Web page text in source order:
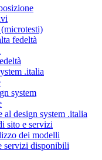
fedeltà
.italia
system
design system .italia
sito e servizi
dei modelli
servizi disponibili